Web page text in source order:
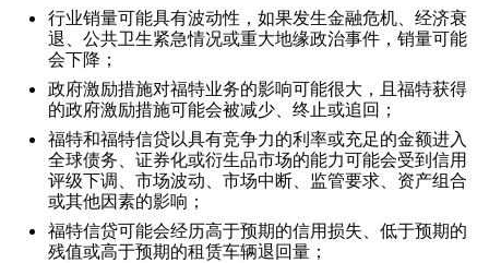
行业销量可能具有波动性，如果发生金融危机、经济衰
退、公共卫生紧急情况或重大地缘政治事件，销量可能
会下降；
政府激励措施对福特业务的影响可能很大，且福特获得
的政府激励措施可能会被减少、终止或追回；
福特和福特信贷以具有竞争力的利率或充足的金额进入
全球债务、证券化或衍生品市场的能力可能会受到信用
评级下调、市场波动、市场中断、监管要求、资产组合
或其他因素的影响；
福特信贷可能会经历高于预期的信用损失、低于预期的
残值或高于预期的租赁车辆退回量；